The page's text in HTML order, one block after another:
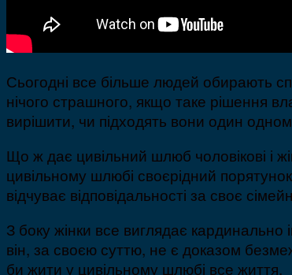
Сьогодні все більше людей обирають
нічого страшного, якщо таке рішення
вирішити, чи підходять вони один
Що ж дає цивільний шлюб чоловікові і
цивільному шлюбі своєрідний
відчуває відповідальності за своє
З боку жінки все виглядає
він, за своєю суттю, не є доказом
би жити у цивільному шлюбі все життя.